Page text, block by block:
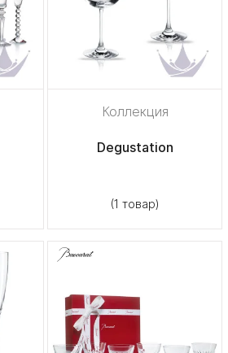
Коллекция
Degustation
(1 товар)